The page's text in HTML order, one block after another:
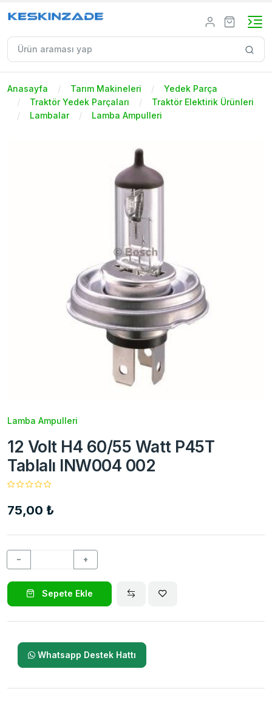
Anasayfa Tarım Makineleri
Yedek Parça
Traktör Yedek Parçaları
Traktör Elektirik Ürünleri
Lambalar
Lamba Ampulleri
Lamba Ampulleri
12 Volt H4 60/55 Watt P45T
Tablalı INW004 002
75,00 ₺
− +
Sepete Ekle
Whatsapp Destek Hattı